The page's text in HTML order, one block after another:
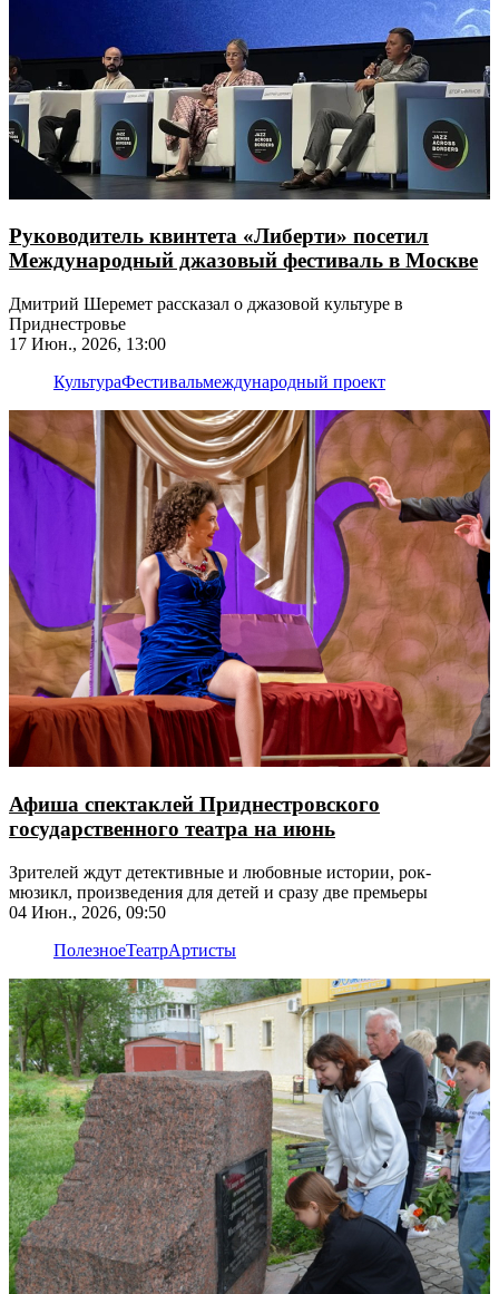
Руководитель квинтета «Либерти» посетил
Международный джазовый фестиваль в Москве
Дмитрий Шеремет рассказал о джазовой культуре в
Приднестровье
17 Июн., 2026, 13:00
КультураФестивальмеждународный проект
Афиша спектаклей Приднестровского
государственного театра на июнь
Зрителей ждут детективные и любовные истории, рок-
мюзикл, произведения для детей и сразу две премьеры
04 Июн., 2026, 09:50
ПолезноеТеатрАртисты